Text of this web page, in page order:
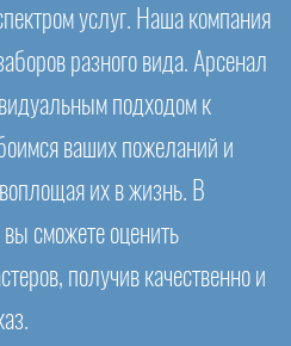
услуг. Наша компания
разного вида. Арсенал
подходом к
ваших пожеланий и
их в жизнь. В
сможете оценить
получив качественно и